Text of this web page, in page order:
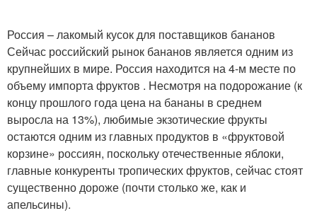
Россия – лакомый кусок для поставщиков бананов
Сейчас российский рынок бананов является одним из
крупнейших в мире. Россия находится на 4-м месте по
объему импорта фруктов . Несмотря на подорожание (к
концу прошлого года цена на бананы в среднем
выросла на 13%), любимые экзотические фрукты
остаются одним из главных продуктов в «фруктовой
корзине» россиян, поскольку отечественные яблоки,
главные конкуренты тропических фруктов, сейчас стоят
существенно дороже (почти столько же, как и
апельсины).